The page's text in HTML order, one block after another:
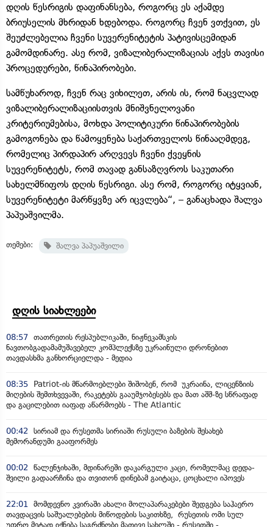
დღის წესრიგის დაფინანსება, როგორც ეს აქამდე
ბრიუსელის მხრიდან ხდებოდა. როგორც ჩვენ ვთქვით, ეს
შეუძლებელია ჩვენი სუვერენიტეტის პატივისცემიდან
გამომდინარე. ასე რომ, ვიზალიბერალიზაციას აქვს თავისი
პროცედურები, წინაპირობები.
სამწუხაროდ, ჩვენ რაც ვიხილეთ, არის ის, რომ ნაცვლად
ვიზალიბერალიზაციისთვის მნიშვნელოვანი
კრიტერიუმებისა, მოხდა პოლიტიკური წინაპირობების
გამოგონება და წამოყენება საქართველოს წინააღმდეგ,
რომელიც პირდაპირ არღვევს ჩვენი ქვეყნის
სუვერენიტეტს, რომ თავად განსაზღვროს საკუთარი
სახელმწიფოს დღის წესრიგი. ასე რომ, როგორც იტყვიან,
სუვერენიტეტი მარწყვზე არ იცვლება“, – განაცხადა შალვა
პაპუაშვილმა.
თემები: შალვა პაპუაშვილი
დღის სიახლეები
08:57 თათრეთის რესპუბლიკაში, ნიჟნეკამსკის
ნავთობგადამამუშავებელ კომპლექსზე უკრაინული დრონებით
თავდასხმა განხორციელდა - მედია
08:35
Patriot-ის მწარმოებლები შიშობენ, რომ უკრაინა, ლიცენზიის
მიღების შემთხვევაში, რაკეტებს გააუმჯობესებს და მათ აშშ-ზე სწრაფად
და გაცილებით იაფად აწარმოებს - The Atlantic
00:42
სირიამ და რუსეთმა სირიაში რუსული ბაზების შესახებ
მემორანდუმი გააფორმეს
00:02
წალენჯიხაში, მდინარეში დაკარგული კაცი, რომელმაც დედა-
შვილი გადაარჩინა და თვითონ დინებამ გაიტაცა, ცოცხალი იპოვეს
22:01
მომდევნო კვირაში ახალი მოლაპარაკებები შედგება საჰაერო
თავდაცვის საშუალებების მიწოდების საკითხზე, რუსეთის ომი სულ
უფრო მეტად იქნება საგრძნობი მათივე სახლში - რუსეთში -